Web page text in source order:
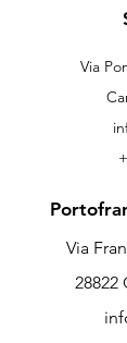
Via
Via
28822